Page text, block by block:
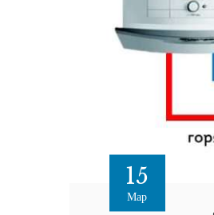
15
Мар